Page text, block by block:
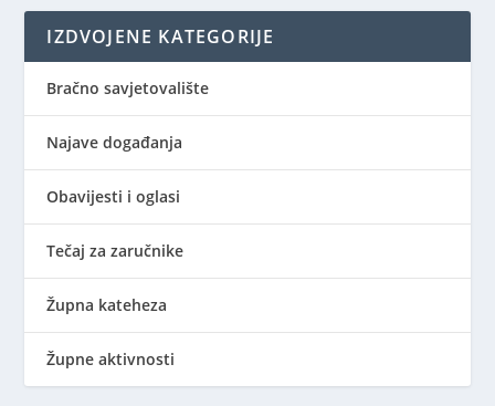
IZDVOJENE KATEGORIJE
Bračno savjetovalište
Najave događanja
Obavijesti i oglasi
Tečaj za zaručnike
Župna kateheza
Župne aktivnosti